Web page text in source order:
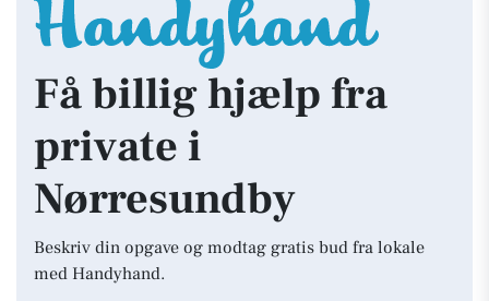
Få billig hjælp fra
private i
Nørresundby
Beskriv din opgave og modtag gratis bud fra lokale
med Handyhand.